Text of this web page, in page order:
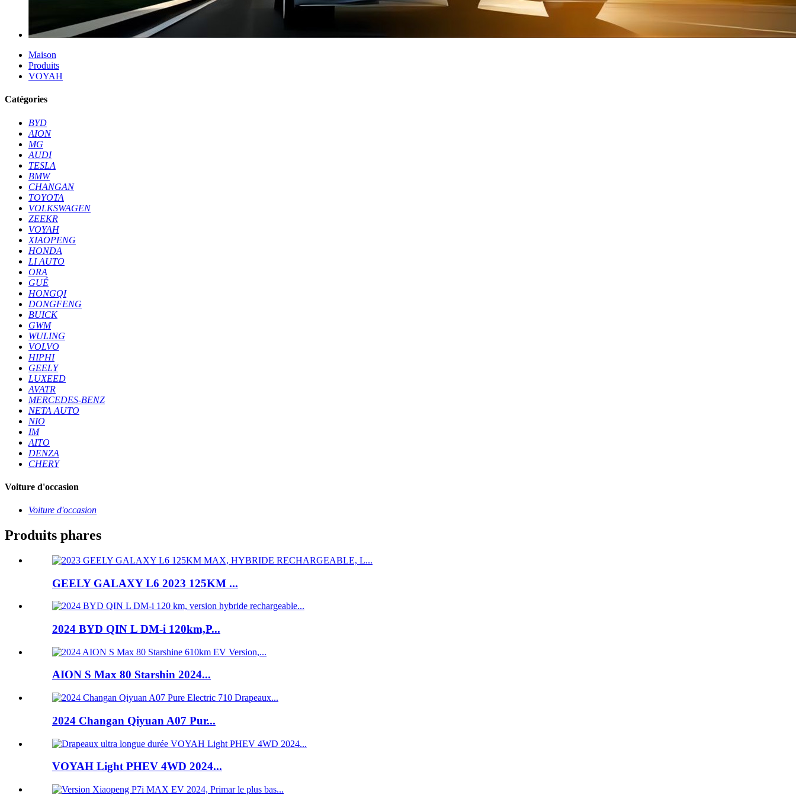
Maison
Produits
VOYAH
Catégories
BYD
AION
MG
AUDI
TESLA
BMW
CHANGAN
TOYOTA
VOLKSWAGEN
ZEEKR
VOYAH
XIAOPENG
HONDA
LI AUTO
ORA
GUÉ
HONGQI
DONGFENG
BUICK
GWM
WULING
VOLVO
HIPHI
GEELY
LUXEED
AVATR
MERCEDES-BENZ
NETA AUTO
NIO
IM
AITO
DENZA
CHERY
Voiture d'occasion
Voiture d'occasion
Produits phares
GEELY GALAXY L6 2023 125KM ...
2024 BYD QIN L DM-i 120km,P...
AION S Max 80 Starshin 2024...
2024 Changan Qiyuan A07 Pur...
VOYAH Light PHEV 4WD 2024...